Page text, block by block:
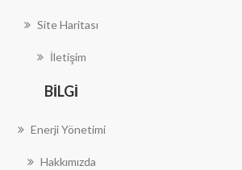
Site Haritası
İletişim
BILGI
Enerji Yönetimi
Hakkımızda